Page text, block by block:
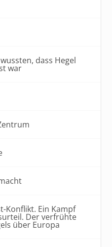
dass Hegel
war
Konflikt. Ein Kampf
Der verfrühte
über Europa